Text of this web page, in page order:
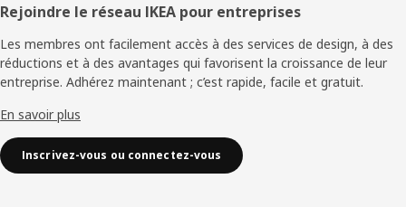
Rejoindre le réseau IKEA pour entreprises
Les membres ont facilement accès à des services de design, à des
réductions et à des avantages qui favorisent la croissance de leur
entreprise. Adhérez maintenant ; c’est rapide, facile et gratuit.
En savoir plus
Inscrivez-vous ou connectez-vous